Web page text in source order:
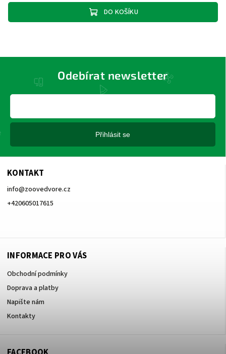
DO KOŠÍKU
KONTAKT
info@zoovedvore.cz
+420605017615
INFORMACE PRO VÁS
Obchodní podmínky
Doprava a platby
Napište nám
Kontakty
Odebírat newsletter
Přihlásit se